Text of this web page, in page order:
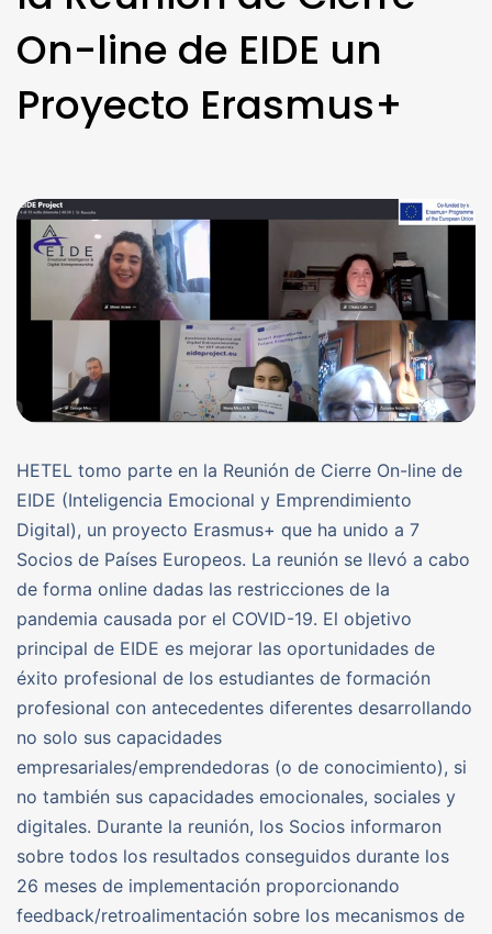
On-line de EIDE un
Proyecto Erasmus+
HETEL tomo parte en la Reunión de Cierre On-line de
EIDE (Inteligencia Emocional y Emprendimiento
Digital), un proyecto Erasmus+ que ha unido a 7
Socios de Países Europeos. La reunión se llevó a cabo
de forma online dadas las restricciones de la
pandemia causada por el COVID-19. El objetivo
principal de EIDE es mejorar las oportunidades de
éxito profesional de los estudiantes de formación
profesional con antecedentes diferentes desarrollando
no solo sus capacidades
empresariales/emprendedoras (o de conocimiento), si
no también sus capacidades emocionales, sociales y
digitales. Durante la reunión, los Socios informaron
sobre todos los resultados conseguidos durante los
26 meses de implementación proporcionando
feedback/retroalimentación sobre los mecanismos de